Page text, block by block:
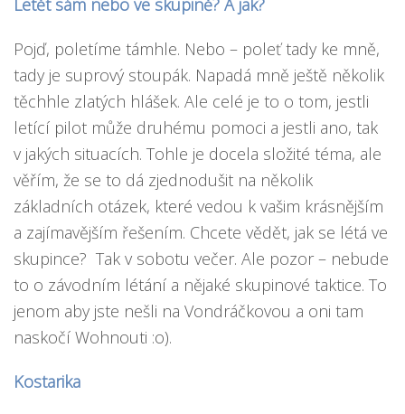
Letět sám nebo ve skupině? A jak?
Pojď, poletíme támhle. Nebo – poleť tady ke mně,
tady je suprový stoupák. Napadá mně ještě několik
těchhle zlatých hlášek. Ale celé je to o tom, jestli
letící pilot může druhému pomoci a jestli ano, tak
v jakých situacích. Tohle je docela složité téma, ale
věřím, že se to dá zjednodušit na několik
základních otázek, které vedou k vašim krásnějším
a zajímavějším řešením. Chcete vědět, jak se létá ve
skupince? Tak v sobotu večer. Ale pozor – nebude
to o závodním létání a nějaké skupinové taktice. To
jenom aby jste nešli na Vondráčkovou a oni tam
naskočí Wohnouti :o).
Kostarika